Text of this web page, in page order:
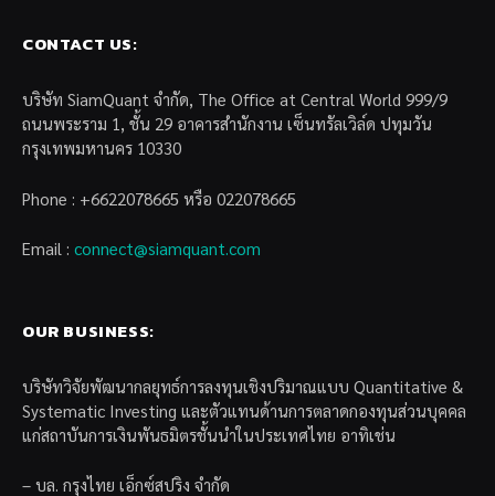
CONTACT US:
บริษัท SiamQuant จำกัด, The Office at Central World 999/9
ถนนพระราม 1, ชั้น 29 อาคารสำนักงาน เซ็นทรัลเวิล์ด ปทุมวัน
กรุงเทพมหานคร 10330
Phone : +6622078665 หรือ 022078665
Email : connect@siamquant.com
OUR BUSINESS:
บริษัทวิจัยพัฒนากลยุทธ์การลงทุนเชิงปริมาณแบบ Quantitative &
Systematic Investing และตัวแทนด้านการตลาดกองทุนส่วนบุคคล
แก่สถาบันการเงินพันธมิตรชั้นนำในประเทศไทย อาทิเช่น
– บล. กรุงไทย เอ็กซ์สปริง จำกัด